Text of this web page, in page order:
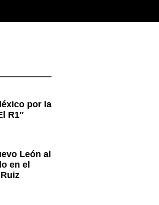
por la
R1″
León al
en el